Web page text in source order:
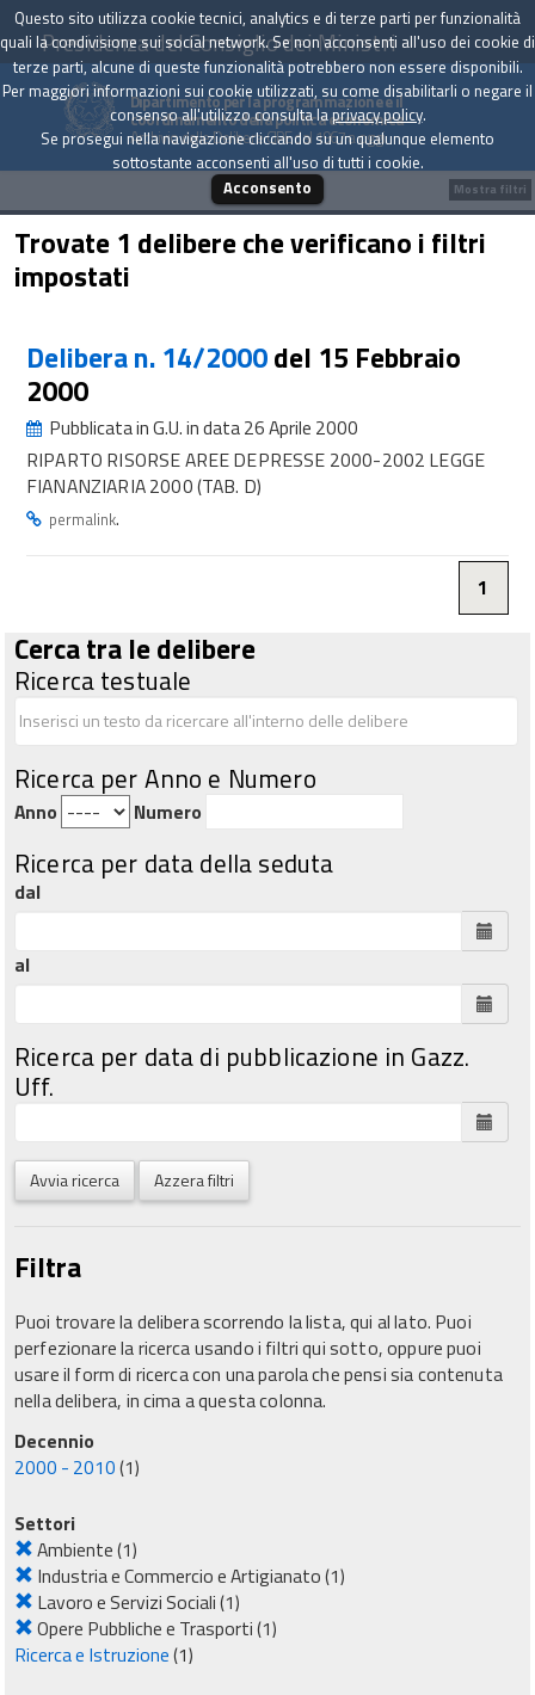
Presidenza del Consiglio dei Ministri
Dipartimento per la programmazione e il
coordinamento della politica economica
Archivio delle Delibere CIPE dal 1967 a oggi
Trovate 1 delibere che verificano i filtri
impostati
Delibera n. 14/2000del 15 Febbraio
2000
Pubblicata in G.U. in data 26 Aprile 2000
RIPARTO RISORSE AREE DEPRESSE 2000-2002 LEGGE
FIANANZIARIA 2000 (TAB. D)
permalink.
1
Cerca tra le delibere
Ricerca testuale
Ricerca per Anno e Numero
Anno Numero
Ricerca per data della seduta
dal
al
Ricerca per data di pubblicazione in Gazz.
Uff.
Avvia ricerca Azzera filtri
Filtra
Puoi trovare la delibera scorrendo la lista, qui al lato. Puoi
perfezionare la ricerca usando i filtri qui sotto, oppure puoi
usare il form di ricerca con una parola che pensi sia contenuta
nella delibera, in cima a questa colonna.
Decennio
2000 - 2010(1)
Settori
Ambiente(1)
Industria e Commercio e Artigianato(1)
Lavoro e Servizi Sociali(1)
Opere Pubbliche e Trasporti(1)
Ricerca e Istruzione(1)
Mostra filtri
Questo sito utilizza cookie tecnici, analytics e di terze parti per funzionalità
quali la condivisione sui social network. Se non acconsenti all'uso dei cookie di
terze parti, alcune di queste funzionalità potrebbero non essere disponibili.
Per maggiori informazioni sui cookie utilizzati, su come disabilitarli o negare il
consenso all'utilizzo consulta laprivacy policy.
Se prosegui nella navigazione cliccando su un qualunque elemento
sottostante acconsenti all'uso di tutti i cookie.
Acconsento